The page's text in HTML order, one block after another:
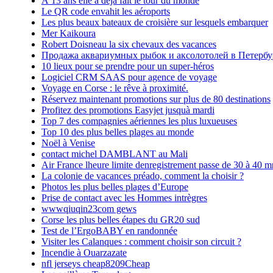
Le QR code envahit les aéroports
Les plus beaux bateaux de croisière sur lesquels embarquer
Mer Kaikoura
Robert Doisneau la six chevaux des vacances
Продажа аквариумных рыбок и аксолотолей в
10 lieux pour se prendre pour un super-héros
Logiciel CRM SAAS pour agence de voyage
Voyage en Corse : le rêve à proximité.
Réservez maintenant promotions sur plus de 80 destinations
Profitez des promotions Easyjet jusquà mardi
Top 7 des compagnies aériennes les plus luxueuses
Top 10 des plus belles plages au monde
Noël à Venise
contact michel DAMBLANT au Mali
Air France lheure limite denregistrement passe de 30 à 40
La colonie de vacances préado, comment la choisir ?
Photos les plus belles plages d’Europe
Prise de contact avec les Hommes intrègres
wwwqiuqin23com gews
Corse les plus belles étapes du GR20 sud
Test de l’ErgoBABY en randonnée
Visiter les Calanques : comment choisir son circuit ?
Incendie à Ouarzazate
nfl jerseys cheap8209Cheap